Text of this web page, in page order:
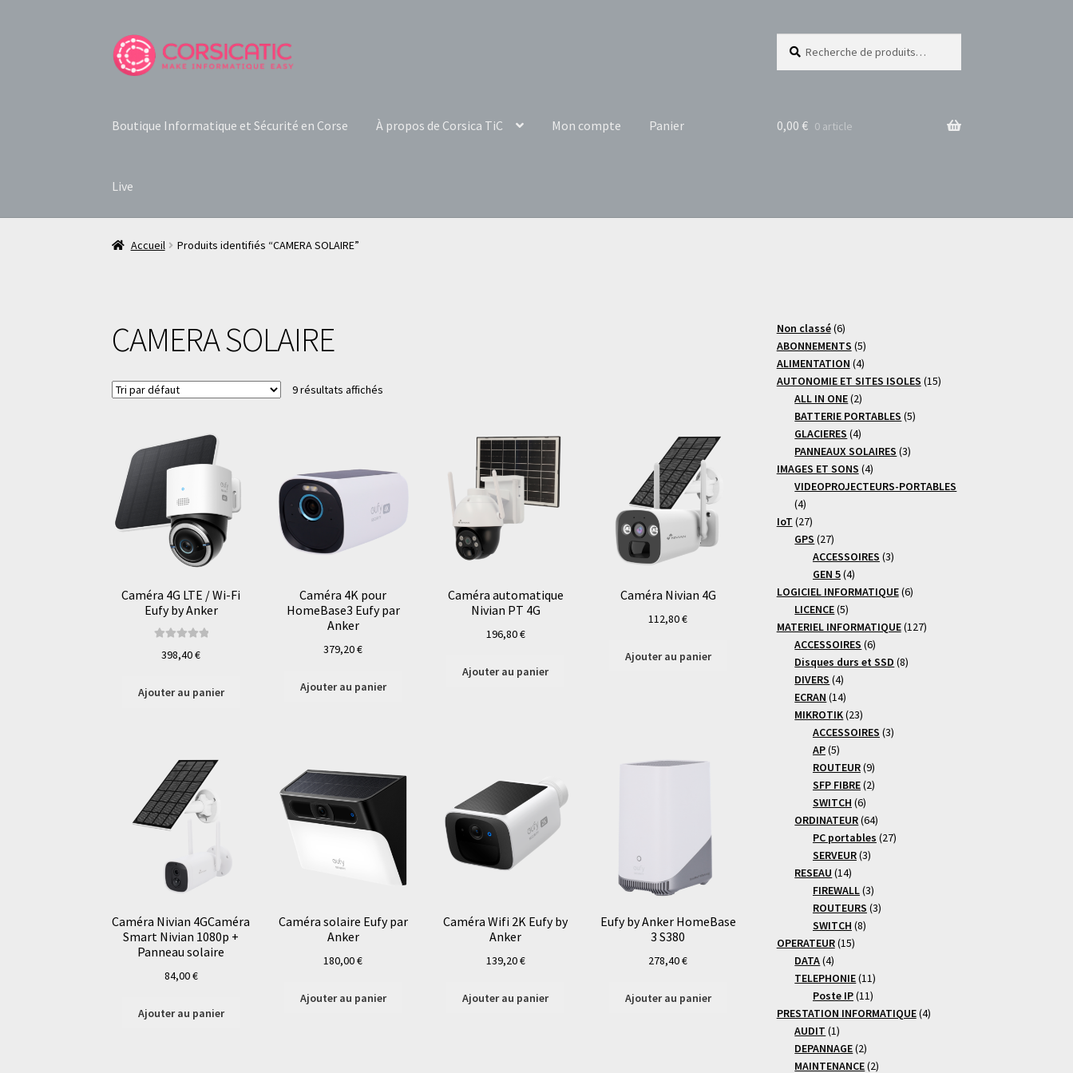
Aller
à
Aller
au
pour :
Boutique Informatique et Sécurité en Corse À propos de Corsica TiC Mon compte Panier
Live
0,00 € 0 article
Accueil Produits identifiés “CAMERA SOLAIRE”
CAMERA SOLAIRE
9 résultats affichés
Caméra 4G LTE / Wi-Fi
Eufy by Anker
5
398,40€
Ajouter au panier
Caméra 4K pour
HomeBase3 Eufy par
Anker
379,20€
Ajouter au panier
Caméra automatique
Nivian PT 4G
196,80€
Ajouter au panier
Caméra Nivian 4G
112,80€
Ajouter au panier
Caméra Nivian 4GCaméra
Smart Nivian 1080p +
Panneau solaire
84,00€
Ajouter au panier
Caméra solaire Eufy par
Anker
180,00€
Ajouter au panier
Caméra Wifi 2K Eufy by
Anker
139,20€
Ajouter au panier
Eufy by Anker HomeBase
3 S380
278,40€
Ajouter au panier
Non classé 66
produits
ABONNEMENTS 55
produits
ALIMENTATION 44
produits
AUTONOMIE ET SITES ISOLES 1515
ALL IN ONE 22
produits
BATTERIE PORTABLES 55
GLACIERES 44
produits
PANNEAUX SOLAIRES 33
IMAGES ET SONS 44
produits
VIDEOPROJECTEURS-PORTABLES
44
produits
IoT 2727
produits
GPS 2727
produits
ACCESSOIRES 33
GEN 5 44
produits
LOGICIEL INFORMATIQUE 66
LICENCE 55
produits
MATERIEL INFORMATIQUE 127127
ACCESSOIRES 66
produits
Disques durs et SSD 88
DIVERS 44
produits
ECRAN 1414
produits
MIKROTIK 2323
produits
ACCESSOIRES 33
AP 55
produits
ROUTEUR 99
produits
SFP FIBRE 22
SWITCH 66
produits
ORDINATEUR 6464
produits
PC portables 2727
SERVEUR 33
RESEAU 1414
produits
FIREWALL 33
produits
ROUTEURS 33
SWITCH 88
OPERATEUR 1515
DATA 44
produits
TELEPHONIE 1111
produits
Poste IP 1111
produits
PRESTATION INFORMATIQUE 44
AUDIT 11
produit
DEPANNAGE 22
produits
MAINTENANCE 22